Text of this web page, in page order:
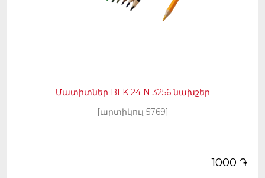
Մատիտներ BLK 24 N 3256 նախշեր
[արտիկուլ 5769]
1000 ֏